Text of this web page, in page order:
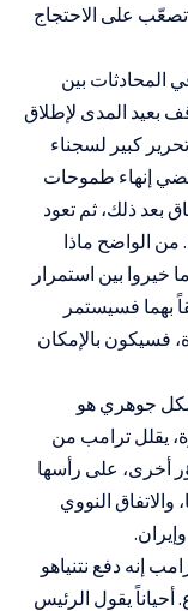
تصعّب على الاحتجاج
المحادثات بين
المدى لإطلاق
كبير لسجناء
إنهاء طموحات
بعد ذلك، ثم تعود
الواضح ماذا
خيروا بين استمرار
بهما فسيستمر
فسيكون بالإمكان
جوهري هو
يقلل ترامب من
أخرى، على رأسها
النووي
إنه دفع نتنياهو
أحياناً يقول الرئيس